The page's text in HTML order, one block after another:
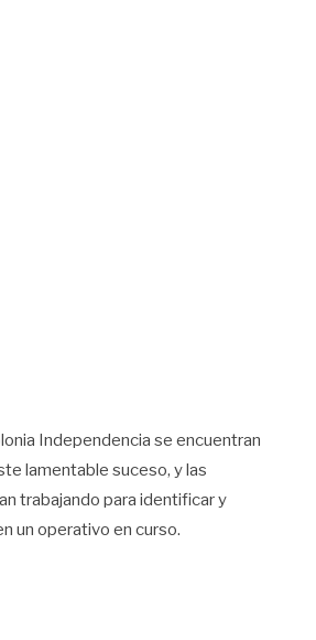
Independencia se encuentran
lamentable suceso, y las
trabajando para identificar y
un operativo en curso.